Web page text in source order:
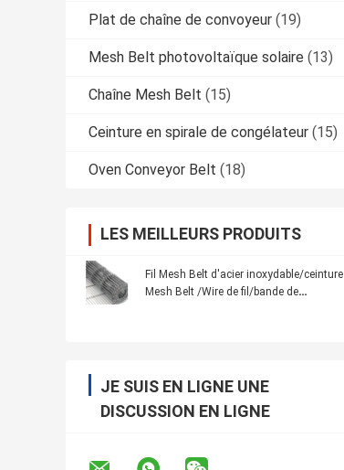
Plat de chaîne de convoyeur (19)
Mesh Belt photovoltaïque solaire (13)
Chaîne Mesh Belt (15)
Ceinture en spirale de congélateur (15)
Oven Conveyor Belt (18)
LES MEILLEURS PRODUITS
Fil Mesh Belt d'acier inoxydable/ceinture
Mesh Belt /Wire de fil/bande de
JE SUIS EN LIGNE UNE
DISCUSSION EN LIGNE